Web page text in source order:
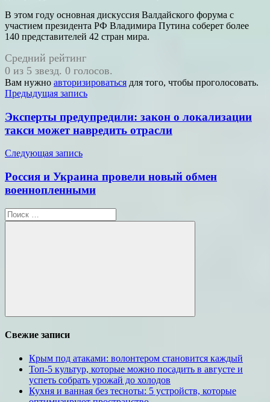
В этом году основная дискуссия Валдайского форума с
участием президента РФ Владимира Путина соберет более
140 представителей 42 стран мира.
Средний рейтинг
0 из 5 звезд. 0 голосов.
Вам нужно авторизироваться для того, чтобы проголосовать.
Навигация
по
записям
Предыдущая запись
Эксперты предупредили: закон о локализации
такси может навредить отрасли
Следующая запись
Россия и Украина провели новый обмен
военнопленными
Поиск
для:
Поиск
Свежие записи
Крым под атаками: волонтером становится каждый
Топ-5 культур, которые можно посадить в августе и
успеть собрать урожай до холодов
Кухня и ванная без тесноты: 5 устройств, которые